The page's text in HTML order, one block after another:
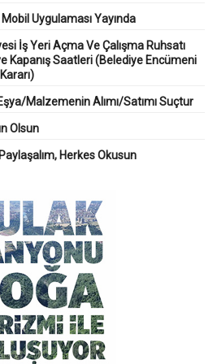
Uygulaması Yayında
İş Yeri Açma Ve Çalışma Ruhsatı
Kapanış Saatleri (Belediye Encümeni
Eşya/Malzemenin Alımı/Satımı Suçtur
Olsun
Herkes Okusun